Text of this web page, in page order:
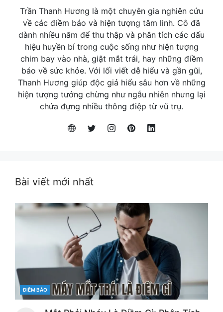
Trần Thanh Hương là một chuyên gia nghiên cứu
về các điềm báo và hiện tượng tâm linh. Cô đã
dành nhiều năm để thu thập và phân tích các dấu
hiệu huyền bí trong cuộc sống như hiện tượng
chim bay vào nhà, giật mắt trái, hay những điềm
báo về sức khỏe. Với lối viết dễ hiểu và gần gũi,
Thanh Hương giúp độc giả hiểu sâu hơn về những
hiện tượng tưởng chừng như ngẫu nhiên nhưng lại
chứa đựng nhiều thông điệp từ vũ trụ.
Bài viết mới nhất
CATEGORIES
ĐIỀM BÁO